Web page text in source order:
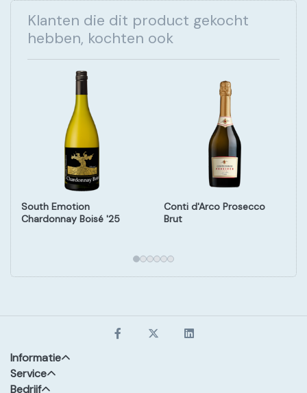
Klanten die dit product gekocht
hebben, kochten ook
South Emotion
Chardonnay Boisé '25
Conti d'Arco Prosecco
Brut
Informatie
Service
Bedrijf